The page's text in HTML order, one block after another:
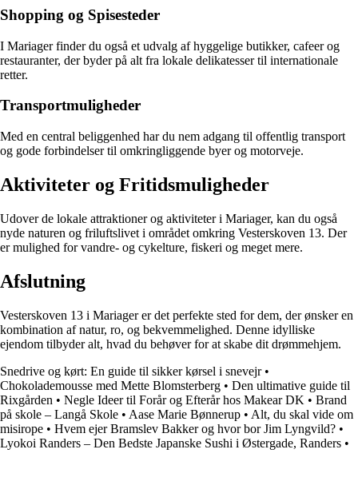
Shopping og Spisesteder
I Mariager finder du også et udvalg af hyggelige butikker, cafeer og
restauranter, der byder på alt fra lokale delikatesser til internationale
retter.
Transportmuligheder
Med en central beliggenhed har du nem adgang til offentlig transport
og gode forbindelser til omkringliggende byer og motorveje.
Aktiviteter og Fritidsmuligheder
Udover de lokale attraktioner og aktiviteter i Mariager, kan du også
nyde naturen og friluftslivet i området omkring Vesterskoven 13. Der
er mulighed for vandre- og cykelture, fiskeri og meget mere.
Afslutning
Vesterskoven 13 i Mariager er det perfekte sted for dem, der ønsker en
kombination af natur, ro, og bekvemmelighed. Denne idylliske
ejendom tilbyder alt, hvad du behøver for at skabe dit drømmehjem.
Snedrive og kørt: En guide til sikker kørsel i snevejr•
Chokolademousse med Mette Blomsterberg • Den ultimative guide til
Rixgården • Negle Ideer til Forår og Efterår hos Makear DK • Brand
på skole – Langå Skole • Aase Marie Bønnerup • Alt, du skal vide om
misirope • Hvem ejer Bramslev Bakker og hvor bor Jim Lyngvild? •
Lyokoi Randers – Den Bedste Japanske Sushi i Østergade, Randers •